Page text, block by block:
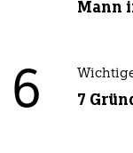
Mann
6 7